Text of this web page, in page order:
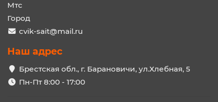
Мтс
Город
cvik-sait@mail.ru
Наш адрес
Брестская обл., г. Барановичи, ул.Хлебная, 5
Пн-Пт 8:00 - 17:00